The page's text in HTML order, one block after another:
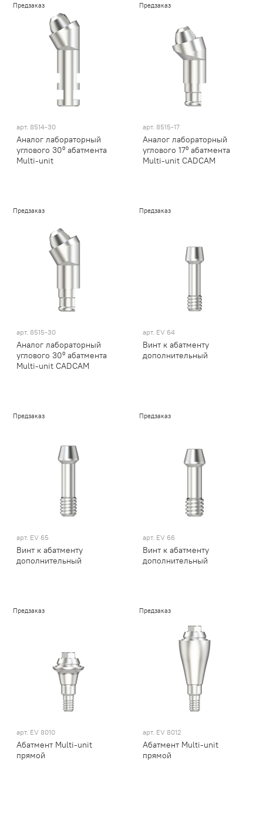
Предзаказ
арт. 8514-30
Аналог лабораторный
углового 30⁰ абатмента
Multi-unit
Предзаказ
арт. 8515-17
Аналог лабораторный
углового 17⁰ абатмента
Multi-unit CADCAM
Предзаказ
арт. 8515-30
Аналог лабораторный
углового 30⁰ абатмента
Multi-unit CADCAM
Предзаказ
арт. EV 64
Винт к абатменту
дополнительный
Предзаказ
арт. EV 65
Винт к абатменту
дополнительный
Предзаказ
арт. EV 66
Винт к абатменту
дополнительный
Предзаказ
арт. EV 8010
Абатмент Multi-unit
прямой
Предзаказ
арт. EV 8012
Абатмент Multi-unit
прямой